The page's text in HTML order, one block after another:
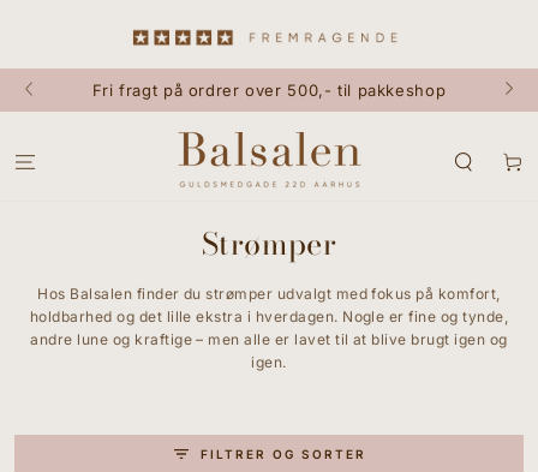
Fri fragt på ordrer over 500,- til pakkeshop
Kurv
Strømper
Hos Balsalen finder du strømper udvalgt med fokus på komfort,
holdbarhed og det lille ekstra i hverdagen. Nogle er fine og tynde,
andre lune og kraftige – men alle er lavet til at blive brugt igen og
igen.
FILTRER OG SORTER